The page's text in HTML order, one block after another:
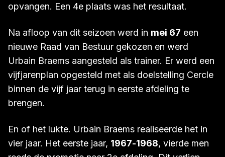
opvangen. Een 4e plaats was het resultaat.
Na afloop van dit seizoen werd in mei 67 een
nieuwe Raad van Bestuur gekozen en werd
Urbain Braems aangesteld als trainer. Er werd een
vijfjarenplan opgesteld met als doelstelling Cercle
binnen de vijf jaar terug in eerste afdeling te
brengen.
En of het lukte. Urbain Braems realiseerde het in
vier jaar. Het eerste jaar, 1967-1968, vierde men